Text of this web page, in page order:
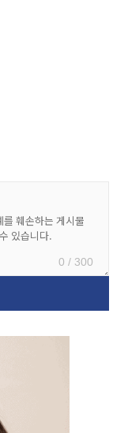
0 / 300